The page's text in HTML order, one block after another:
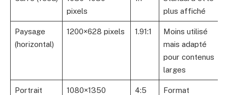
pixels
plus affiché
Paysage
(horizontal)
1200×628 pixels 1.91:1
Moins utilisé
mais adapté
pour contenus
larges
Portrait
1080×1350
4:5
Format